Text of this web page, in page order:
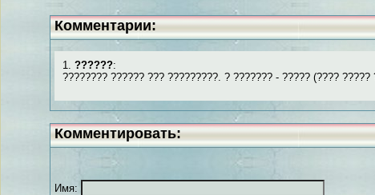
Комментарии:
1.??????:
???????? ?????? ??? ?????????. ? ??????? - ????? (???? ?????
Комментировать:
Имя: